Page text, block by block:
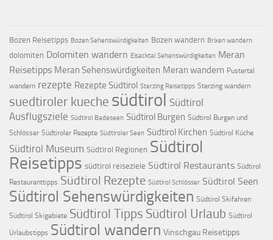
Bozen Reisetipps Bozen Sehenswürdigkeiten Bozen wandern Brixen wandern
dolomiten Dolomiten wandern Eisacktal Sehenswürdigkeiten Meran
Reisetipps Meran Sehenswürdigkeiten Meran wandern Pustertal
wandern rezepte Rezepte Südtirol Sterzing Reisetipps Sterzing wandern
suedtiroler kueche südtirol Südtirol
Ausflugsziele Südtirol Badeseen Südtirol Burgen Südtirol Burgen und
Schlösser Südtiroler Rezepte Südtiroler Seen Südtirol Kirchen Südtirol Küche
Südtirol Museum Südtirol Regionen Südtirol
Reisetipps südtirol reiseziele Südtirol Restaurants Südtirol
Restauranttipps Südtirol Rezepte Südtirol Schlösser Südtirol Seen
Südtirol Sehenswürdigkeiten Südtirol Skifahren
Südtirol Skigebiete Südtirol Tipps Südtirol Urlaub Südtirol
Urlaubstipps Südtirol wandern Vinschgau Reisetipps